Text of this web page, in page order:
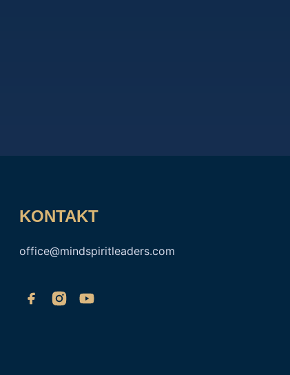
KONTAKT
office@mindspiritleaders.com